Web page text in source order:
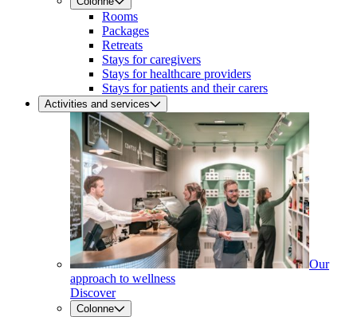
Rooms
Packages
Retreats
Stays for caregivers
Stays for healthcare providers
Stays for patients and their carers
Activities and services
Our
approach to wellness
Discover
Colonne